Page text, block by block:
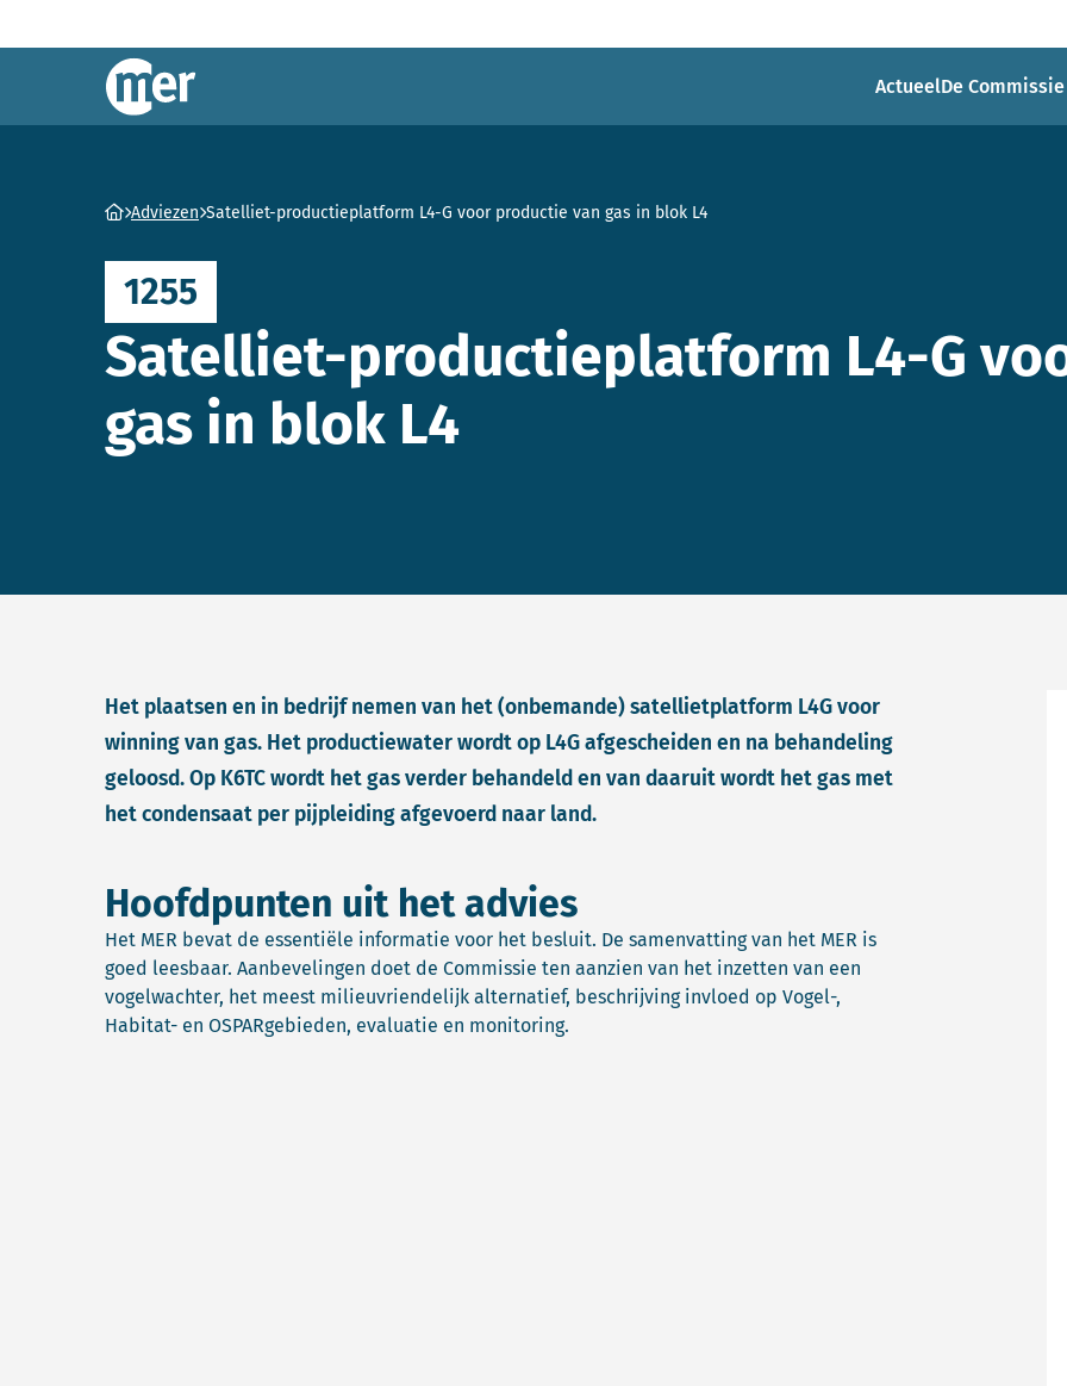
Commissie mer
ActueelDe
Ga naar homepage
Adviezen Satelliet-productieplatform L4-G voor productie van gas in blok L4
1255
Satelliet-productieplatform L4-G
gas in blok L4
Het plaatsen en in bedrijf nemen van het (onbemande) satellietplatform L4G voor
winning van gas. Het productiewater wordt op L4G afgescheiden en na behandeling
geloosd. Op K6TC wordt het gas verder behandeld en van daaruit wordt het gas met
het condensaat per pijpleiding afgevoerd naar land.
Hoofdpunten uit het advies
Het MER bevat de essentiële informatie voor het besluit. De samenvatting van het MER is
goed leesbaar. Aanbevelingen doet de Commissie ten aanzien van het inzetten van een
vogelwachter, het meest milieuvriendelijk alternatief, beschrijving invloed op Vogel-,
Habitat- en OSPARgebieden, evaluatie en monitoring.